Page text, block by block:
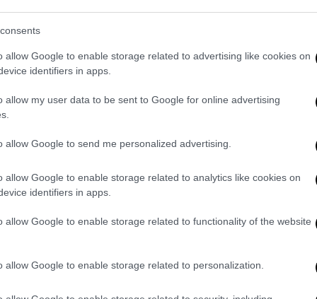
allow Google to enable storage related to advertising like cookies on
identifiers in apps.
allow my user data to be sent to Google for online advertising
allow Google to send me personalized advertising.
allow Google to enable storage related to analytics like cookies on
identifiers in apps.
allow Google to enable storage related to functionality of the website
allow Google to enable storage related to personalization.
σε βάρος Ρώσων
προσώπων σε ρωσικό έδαφος, που
ήταν ένα χαρακτηριστικό αυτού του
ένας πρώην διοικητής υποβρυχίων,
νότιαπόλη Krasnodar
, ενώ βρισκόταν
μήνες.
μέχρι θανάτου με σφυρί στην
Νοεμβρίου, μια πηγή των υπηρεσιών